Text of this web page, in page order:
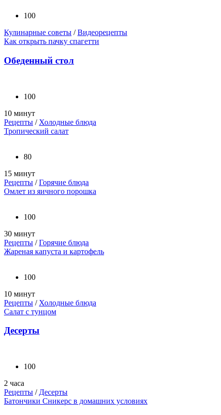
100
Кулинарные советы /Видеорецепты
Как открыть пачку спагетти
Обеденный стол
100
10 минут
Рецепты / Холодные блюда
Тропический салат
80
15 минут
Рецепты /Горячие блюда
Омлет из яичного порошка
100
30 минут
Рецепты /Горячие блюда
Жареная капуста и картофель
100
10 минут
Рецепты / Холодные блюда
Салат с тунцом
Десерты
100
2 часа
Рецепты / Десерты
Батончики Сникерс в домашних условиях